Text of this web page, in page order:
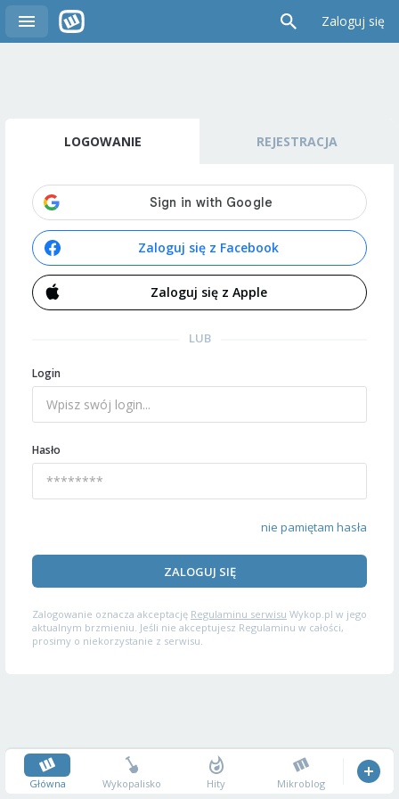
Zaloguj się
LOGOWANIE REJESTRACJA
Zaloguj się z Facebook
Zaloguj się z Apple
LUB
Login
Hasło
nie pamiętam hasła
ZALOGUJ SIĘ
Zalogowanie oznacza akceptację Regulaminu serwisu Wykop.pl w jego
aktualnym brzmieniu. Jeśli nie akceptujesz Regulaminu w całości,
prosimy o niekorzystanie z serwisu.
Główna Wykopalisko Hity Mikroblog